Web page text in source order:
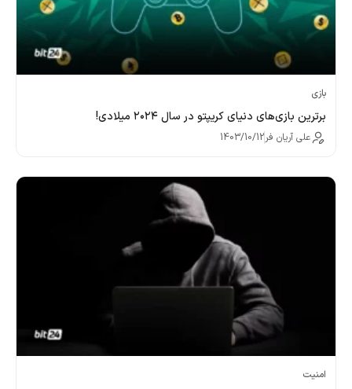
بازی
برترین بازی‌های دنیای کریپتو در سال ۲۰۲۴ میلادی!
علی آریان فر1403/10/12
امنیت